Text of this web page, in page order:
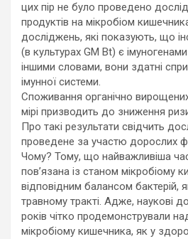
цих пір не було проведено
продуктів на мікробіом
досліджень, які показують, що
(в культурах GM Bt) є
іншими словами, вони здатні
імунної системи.
Споживання органічно
мірі призводить до зниження
Про такі результати свідчить
проведене за участю дорослих
Чому? Тому, що найважливіша
пов’язана із станом мікробіому
відповідним балансом бактерій,
травному тракті. Адже, наукові
років чітко продемонстрували
мікробіому кишечника, як у